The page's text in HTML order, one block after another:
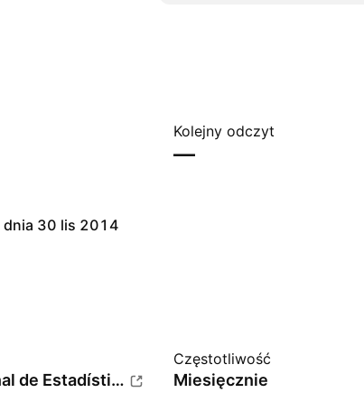
Kolejny odczyt
—
dnia 30 lis 2014
Instituto Nacional de Estadística e Informática (INEI)
Częstotliwość
Miesięcznie